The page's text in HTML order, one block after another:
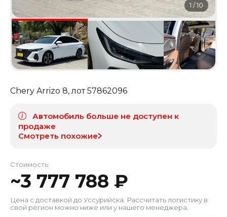
1 /10
Chery Arrizo 8, лот57862096
Автомобиль больше не доступен к
продаже
Смотреть похожие
Стоимость:
~3 777 788 ₽
Цена с доставкой до Уссурийска . Рассчитать логистику в
свой регион можно ниже или у нашего менеджера.